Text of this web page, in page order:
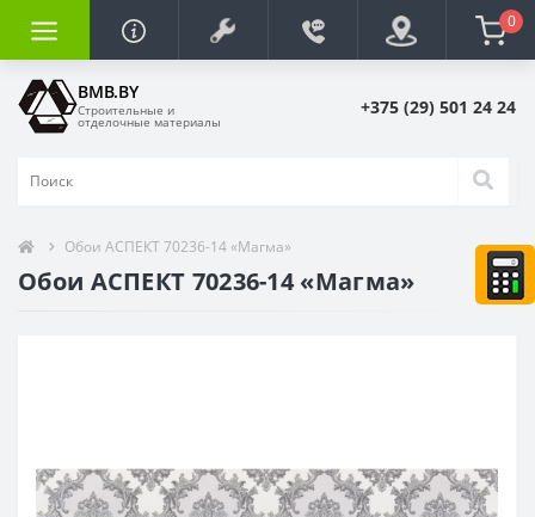
0
BMB.BY
Строительные и
отделочные материалы
+375 (29) 501 24 24
Обои АСПЕКТ 70236-14 «Магма»
Обои АСПЕКТ 70236-14 «Магма»